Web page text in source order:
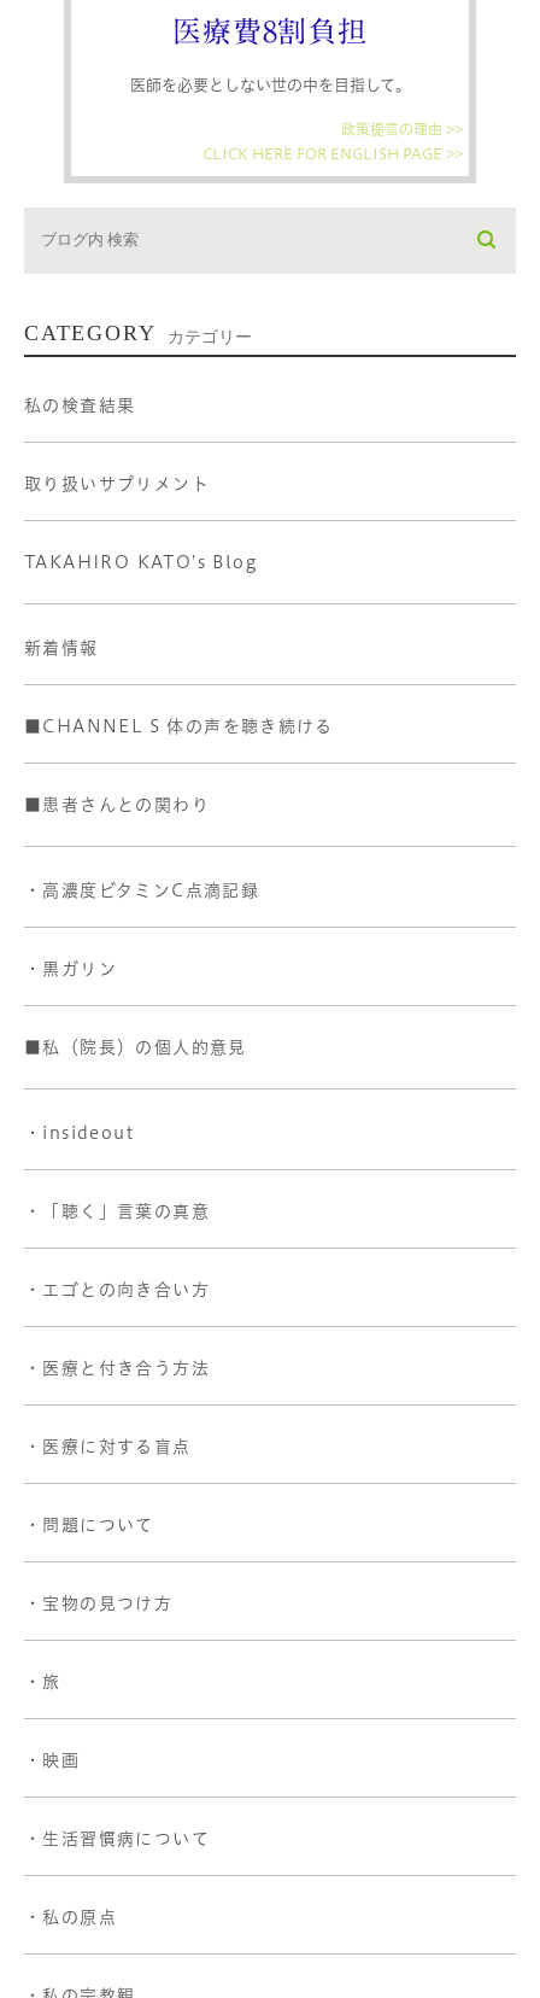
医療費8割負担
医師を必要としない世の中を目指して。
政策提言の理由 >>
CLICK HERE FOR ENGLISH PAGE >>
CATEGORY カテゴリー
私の検査結果
取り扱いサプリメント
TAKAHIRO KATO's Blog
新着情報
■CHANNEL S 体の声を聴き続ける
■患者さんとの関わり
・高濃度ビタミンC点滴記録
・黒ガリン
■私（院長）の個人的意見
・insideout
・「聴く」言葉の真意
・エゴとの向き合い方
・医療と付き合う方法
・医療に対する盲点
・問題について
・宝物の見つけ方
・旅
・映画
・生活習慣病について
・私の原点